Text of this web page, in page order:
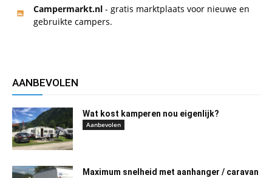
Campermarkt.nl - gratis marktplaats voor nieuwe en
gebruikte campers.
AANBEVOLEN
Wat kost kamperen nou eigenlijk?
Aanbevolen
Maximum snelheid met aanhanger / caravan